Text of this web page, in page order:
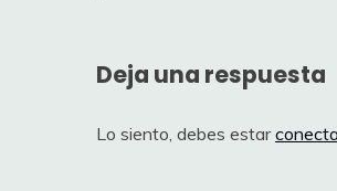
Deja una respuesta
Lo siento, debes estar